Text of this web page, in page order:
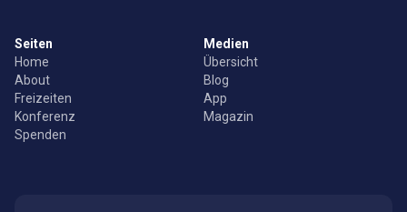
Seiten
Home
About
Freizeiten
Konferenz
Spenden
Medien
Übersicht
Blog
App
Magazin